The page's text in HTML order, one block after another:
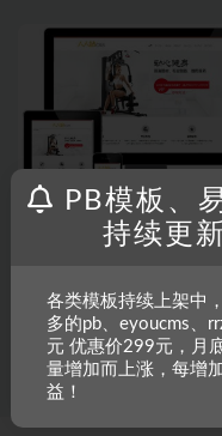
RRZCMS模板
5 年前 24
PB模板、
持续更
各类模板持续上架中
多的pb、eyoucms、
元 优惠价299元，月
量增加而上涨，每增
益！